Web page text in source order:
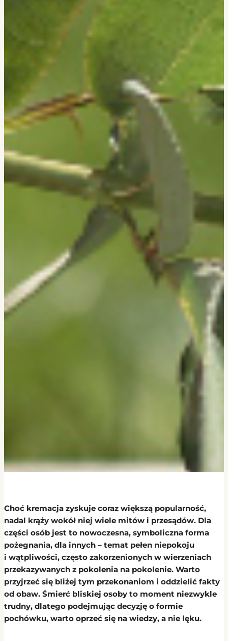
Choć kremacja zyskuje coraz większą popularność,
nadal krąży wokół niej wiele mitów i przesądów. Dla
części osób jest to nowoczesna, symboliczna forma
pożegnania, dla innych – temat pełen niepokoju
i wątpliwości, często zakorzenionych w wierzeniach
przekazywanych z pokolenia na pokolenie. Warto
przyjrzeć się bliżej tym przekonaniom i oddzielić fakty
od obaw. Śmierć bliskiej osoby to moment niezwykle
trudny, dlatego podejmując decyzję o formie
pochówku, warto oprzeć się na wiedzy, a nie lęku.